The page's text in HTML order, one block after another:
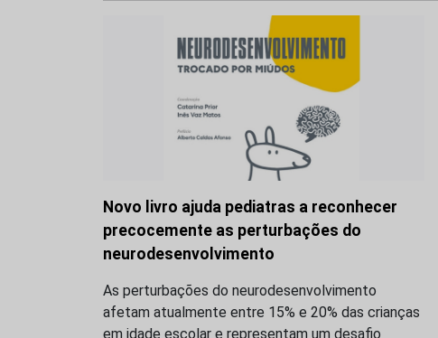
Novo livro ajuda pediatras a reconhecer
precocemente as perturbações do
neurodesenvolvimento
As perturbações do neurodesenvolvimento
afetam atualmente entre 15% e 20% das crianças
em idade escolar e representam um desafio